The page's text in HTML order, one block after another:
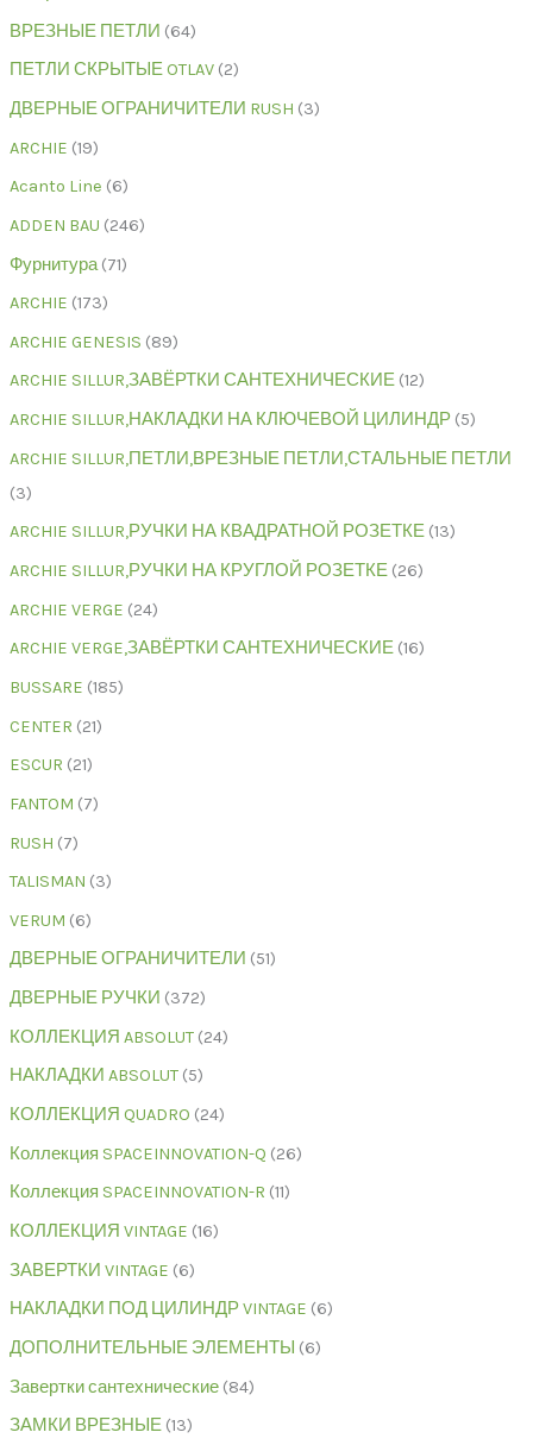
ВРЕЗНЫЕ ПЕТЛИ 64
ПЕТЛИ СКРЫТЫЕ OTLAV 2
ДВЕРНЫЕ ОГРАНИЧИТЕЛИ RUSH 3
ARCHIE 19
Acanto Line 6
ADDEN BAU 246
Фурнитура 71
ARCHIE 173
ARCHIE GENESIS 89
ARCHIE SILLUR,ЗАВЁРТКИ САНТЕХНИЧЕСКИЕ 12
ARCHIE SILLUR,НАКЛАДКИ НА КЛЮЧЕВОЙ ЦИЛИНДР 5
ARCHIE SILLUR,ПЕТЛИ,ВРЕЗНЫЕ ПЕТЛИ,СТАЛЬНЫЕ ПЕТЛИ
3
ARCHIE SILLUR,РУЧКИ НА КВАДРАТНОЙ РОЗЕТКЕ 13
ARCHIE SILLUR,РУЧКИ НА КРУГЛОЙ РОЗЕТКЕ 26
ARCHIE VERGE 24
ARCHIE VERGE,ЗАВЁРТКИ САНТЕХНИЧЕСКИЕ 16
BUSSARE 185
CENTER 21
ESCUR 21
FANTOM 7
RUSH 7
TALISMAN 3
VERUM 6
ДВЕРНЫЕ ОГРАНИЧИТЕЛИ 51
ДВЕРНЫЕ РУЧКИ 372
КОЛЛЕКЦИЯ ABSOLUT 24
НАКЛАДКИ ABSOLUT 5
КОЛЛЕКЦИЯ QUADRO 24
Коллекция SPACEINNOVATION-Q 26
Коллекция SPACEINNOVATION-R 11
КОЛЛЕКЦИЯ VINTAGE 16
ЗАВЕРТКИ VINTAGE 6
НАКЛАДКИ ПОД ЦИЛИНДР VINTAGE 6
ДОПОЛНИТЕЛЬНЫЕ ЭЛЕМЕНТЫ
6
Завертки сантехнические 84
ЗАМКИ ВРЕЗНЫЕ 13